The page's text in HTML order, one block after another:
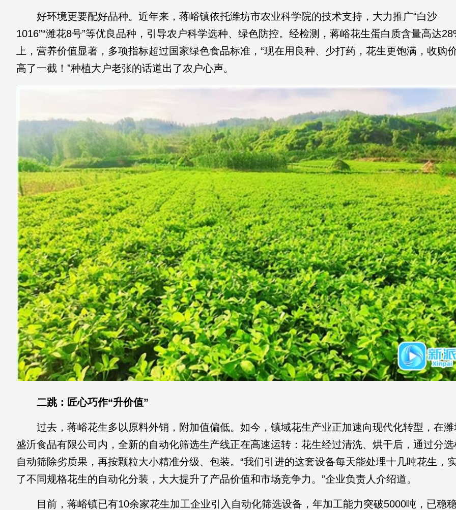
好环境更要配好品种。近年来，蒋峪镇依托潍坊市农业科学院的技术支持，大力推广“白沙
1016”“潍花8号”等优良品种，引导农户科学选种、绿色防控。经检测，蒋峪花生蛋白质含量高达
上，营养价值显著，多项指标超过国家绿色食品标准，“现在用良种、少打药，花生更饱满，收购
高了一截！”种植大户老张的话道出了农户心声。
二跳：匠心巧作“升价值”
过去，蒋峪花生多以原料外销，附加值偏低。如今，镇域花生产业正加速向现代化转型，在潍
盛沂食品有限公司内，全新的自动化筛选生产线正在高速运转：花生经过清洗、烘干后，通过分选
自动筛除劣质果，再按颗粒大小精准分级、包装。“我们引进的这套设备每天能处理十几吨花生，
了不同规格花生的自动化分装，大大提升了产品价值和市场竞争力。”企业负责人介绍道。
目前，蒋峪镇已有10余家花生加工企业引入自动化筛选设备，年加工能力突破5000吨，已稳